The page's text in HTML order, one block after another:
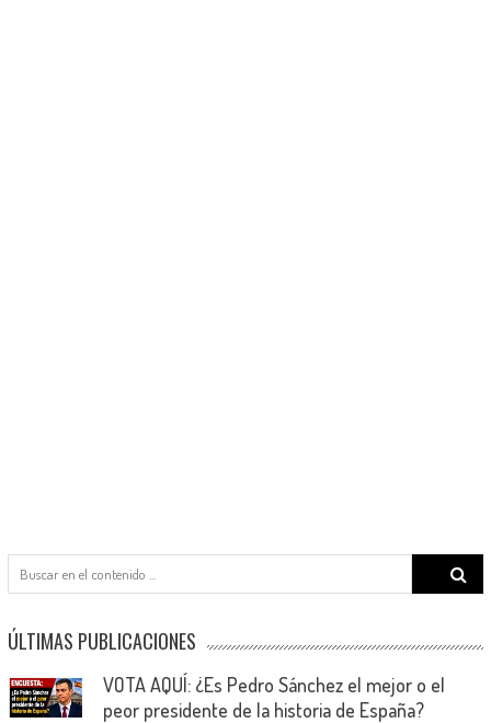
Search
ÚLTIMAS PUBLICACIONES
VOTA AQUÍ: ¿Es Pedro Sánchez el mejor o el
peor presidente de la historia de España?